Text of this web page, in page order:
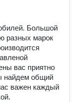
Большой
разных марок
вас приятно
найдем общий
важен каждый